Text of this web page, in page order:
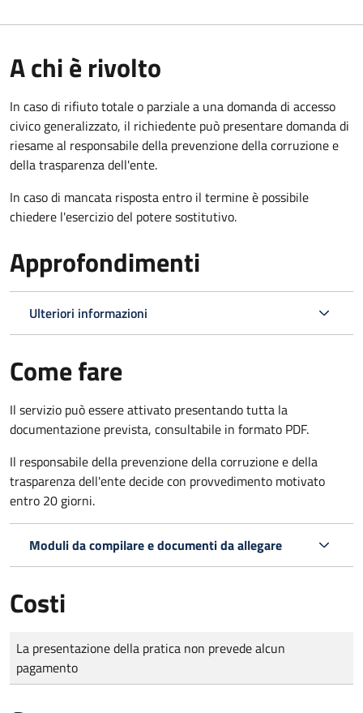
A chi è rivolto
In caso di rifiuto totale o parziale a una domanda di accesso
civico generalizzato, il richiedente può presentare domanda di
riesame al responsabile della prevenzione della corruzione e
della trasparenza dell'ente.
In caso di mancata risposta entro il termine è possibile
chiedere l'esercizio del potere sostitutivo.
Approfondimenti
Ulteriori informazioni
Come fare
Il servizio può essere attivato presentando tutta la
documentazione prevista, consultabile in formato PDF.
Il responsabile della prevenzione della corruzione e della
trasparenza dell'ente decide con provvedimento motivato
entro 20 giorni.
Moduli da compilare e documenti da allegare
Costi
Tipo di pagamento
Importo
La presentazione della pratica non prevede alcun
pagamento